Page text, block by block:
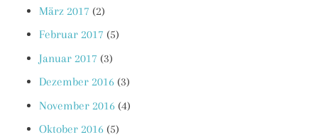
März 2017 (2)
Februar 2017 (5)
Januar 2017 (3)
Dezember 2016 (3)
November 2016 (4)
Oktober 2016 (5)